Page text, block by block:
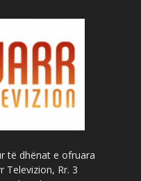
të dhënat e ofruara
Televizion, Rr. 3